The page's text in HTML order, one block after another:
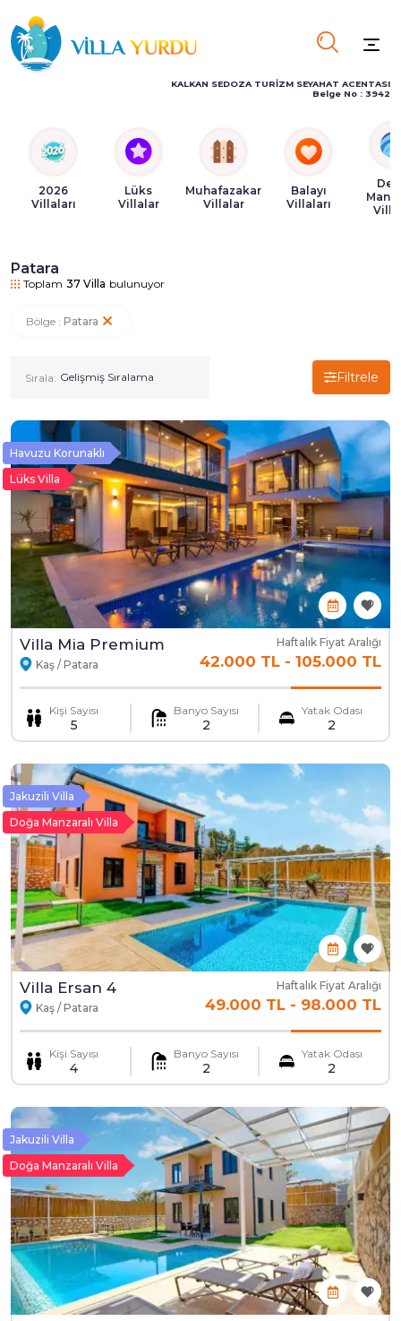
KALKAN SEDOZA TURİZM SEYAHAT ACENTASI
Belge No : 3942
2026
Villaları
Lüks
Villalar
Muhafazakar
Villalar
Balayı
Villaları
Patara
Toplam 37 Villa bulunuyor
Bölge : Patara
Sırala: Filtrele
Havuzu Korunaklı
Lüks Villa
Villa Mia Premium
Kaş / Patara
Haftalık Fiyat Aralığı
42.000 TL - 105.000 TL
Kişi Sayısı
5
Banyo Sayısı
2
Yatak Odası
2
Jakuzili Villa
Doğa Manzaralı Villa
Villa Ersan 4
Kaş / Patara
Haftalık Fiyat Aralığı
49.000 TL - 98.000 TL
Kişi Sayısı
4
Banyo Sayısı
2
Yatak Odası
2
Jakuzili Villa
Doğa Manzaralı Villa